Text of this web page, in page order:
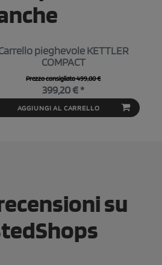
pieghevole KETTLER
COMPACT
Prezzo consigliato 499,00 €
399,20 € *
AGGIUNGI AL CARRELLO
su